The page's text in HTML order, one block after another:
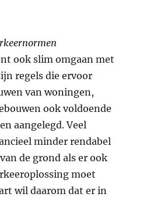
ook slim omgaan met
regels die ervoor
van woningen,
ook voldoende
aangelegd. Veel
minder rendabel
de grond als er ook
moet
wil daarom dat er in